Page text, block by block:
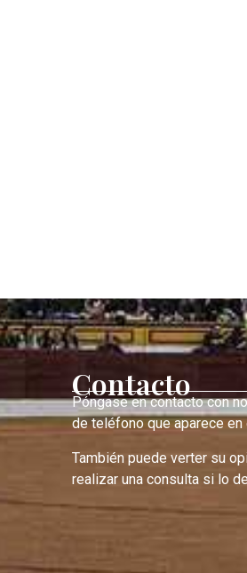
Contacto
Póngase en contacto con
de teléfono que aparece
También puede verter su
realizar una consulta si lo